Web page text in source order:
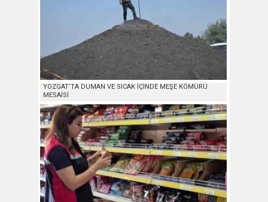
YOZGAT’TA DUMAN VE SICAK İÇİNDE MEŞE KÖMÜRÜ
MESAİSİ